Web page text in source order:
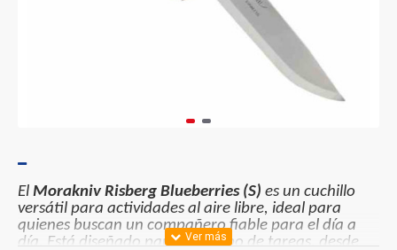
El Morakniv Risberg Blueberries (S) es un cuchillo
versátil para actividades al aire libre, ideal para
quienes buscan un compañero fiable para el día a
día. Está diseñado para todo tipo de tareas, desde